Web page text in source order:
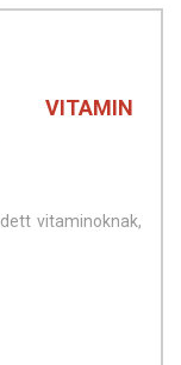
VITAMIN
vitaminoknak,